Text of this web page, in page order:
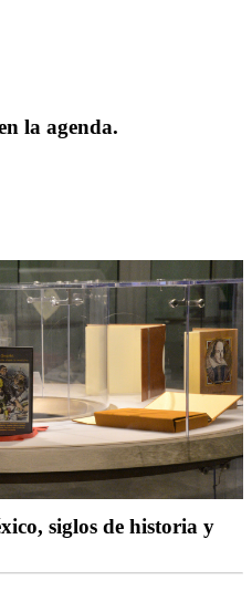
la agenda.
siglos de historia y